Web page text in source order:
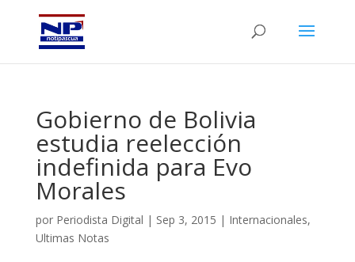
Gobierno de Bolivia
estudia reelección
indefinida para Evo
Morales
por Periodista Digital | Sep 3, 2015 | Internacionales,
Ultimas Notas